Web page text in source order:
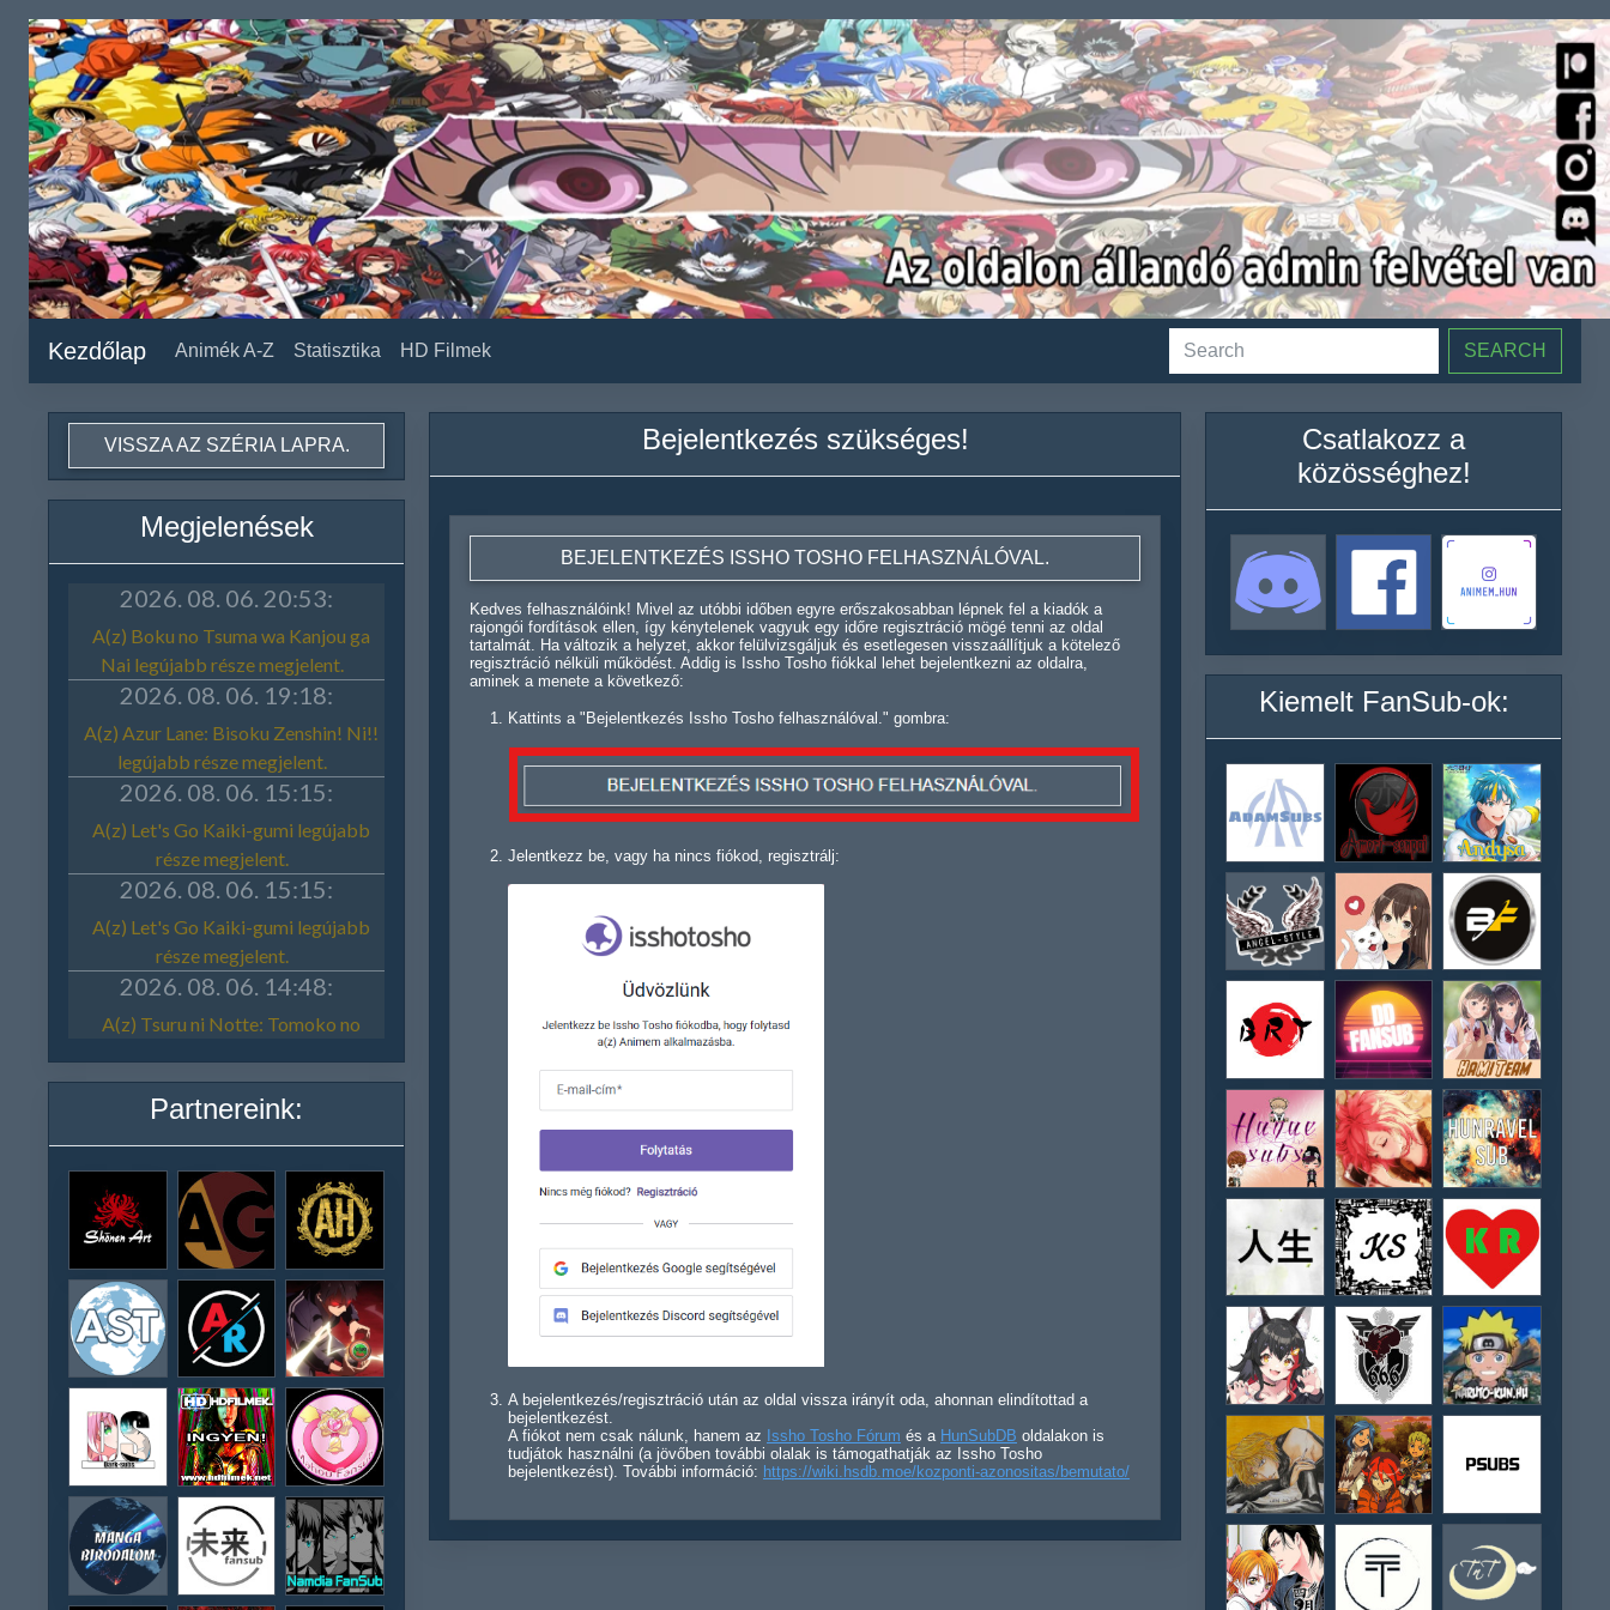
Kezdőlap Animék A-Z Statisztika HD Filmek SEARCH
VISSZA AZ SZÉRIA LAPRA.
Megjelenések
Partnereink:
Bejelentkezés szükséges!
BEJELENTKEZÉS ISSHO TOSHO FELHASZNÁLÓVAL.
Kedves felhasználóink! Mivel az utóbbi időben egyre erőszakosabban lépnek fel a kiadók a
rajongói fordítások ellen, így kénytelenek vagyuk egy időre regisztráció mögé tenni az oldal
tartalmát. Ha változik a helyzet, akkor felülvizsgáljuk és esetlegesen visszaállítjuk a kötelező
regisztráció nélküli működést. Addig is Issho Tosho fiókkal lehet bejelentkezni az oldalra,
aminek a menete a következő:
Kattints a "Bejelentkezés Issho Tosho felhasználóval." gombra:
Jelentkezz be, vagy ha nincs fiókod, regisztrálj:
A bejelentkezés/regisztráció után az oldal vissza irányít oda, ahonnan elindítottad a
bejelentkezést.
A fiókot nem csak nálunk, hanem az Issho Tosho Fórum és a HunSubDB oldalakon is
tudjátok használni (a jövőben további olalak is támogathatják az Issho Tosho
bejelentkezést). További információ: https://wiki.hsdb.moe/kozponti-azonositas/bemutato/
Csatlakozz a
közösséghez!
Kiemelt FanSub-ok: